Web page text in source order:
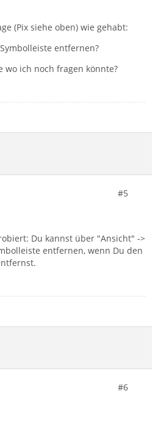
(Pix siehe oben) wie gehabt:
entfernen?
wo ich noch fragen könnte?
#5
Du kannst über "Ansicht" ->
entfernen, wenn Du den
#6